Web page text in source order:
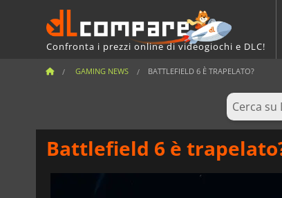
Confronta i prezzi online di videogiochi e DLC!
GAMING NEWS BATTLEFIELD 6 È TRAPELATO?
Battlefield 6 è